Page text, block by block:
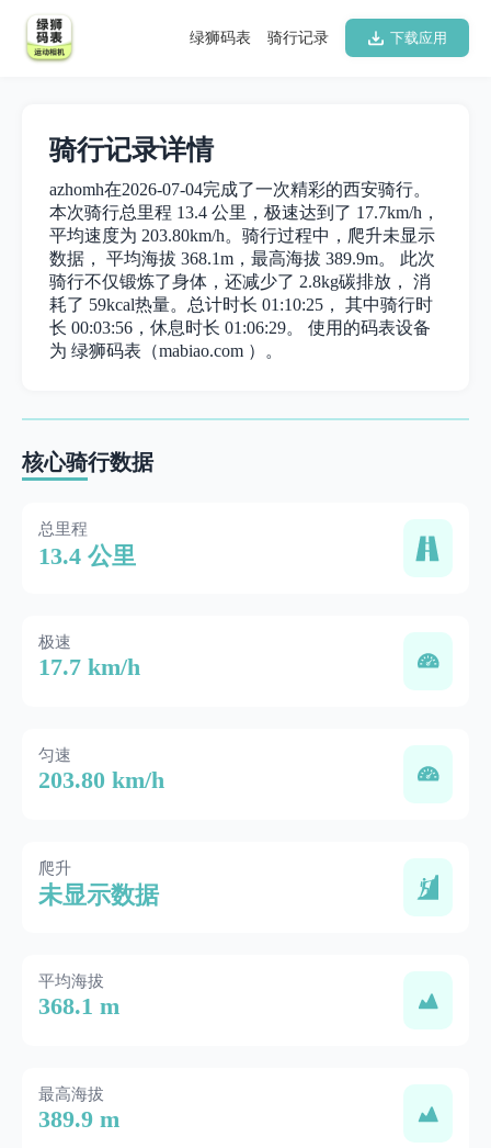
下载应用
骑行记录
绿狮码表
骑行记录详情
azhomh在2026-07-04完成了一次精彩的西安骑行。
本次骑行总里程 13.4 公里，极速达到了 17.7km/h，
平均速度为 203.80km/h。骑行过程中，爬升未显示
数据， 平均海拔 368.1m，最高海拔 389.9m。 此次
骑行不仅锻炼了身体，还减少了 2.8kg碳排放， 消
耗了 59kcal热量。总计时长 01:10:25， 其中骑行时
长 00:03:56，休息时长 01:06:29。 使用的码表设备
为 绿狮码表（mabiao.com ）。
核心骑行数据
总里程
13.4 公里
极速
17.7 km/h
匀速
203.80 km/h
爬升
未显示数据
平均海拔
368.1 m
最高海拔
389.9 m